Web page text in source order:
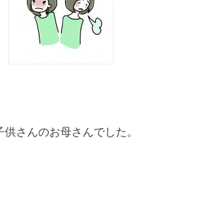
さんのお母さんでした。